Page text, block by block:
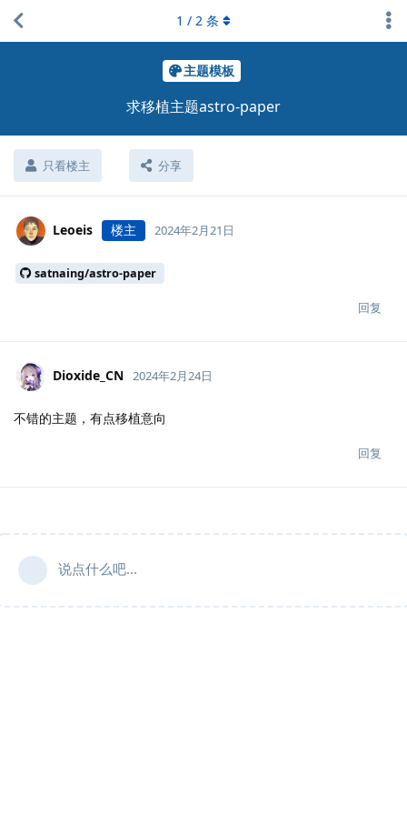
主题模板
求移植主题astro-paper
只看楼主 分享
1 / 2 条
Leoeis 楼主 2024年2月21日
satnaing/astro-paper
回复
Dioxide_CN 2024年2月24日
不错的主题，有点移植意向
回复
说点什么吧...